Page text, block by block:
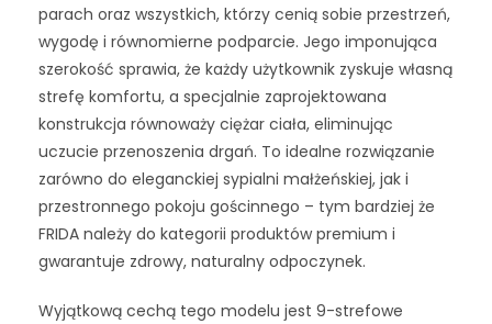
parach oraz wszystkich, którzy cenią sobie przestrzeń,
wygodę i równomierne podparcie. Jego imponująca
szerokość sprawia, że każdy użytkownik zyskuje własną
strefę komfortu, a specjalnie zaprojektowana
konstrukcja równoważy ciężar ciała, eliminując
uczucie przenoszenia drgań. To idealne rozwiązanie
zarówno do eleganckiej sypialni małżeńskiej, jak i
przestronnego pokoju gościnnego – tym bardziej że
FRIDA należy do kategorii produktów premium i
gwarantuje zdrowy, naturalny odpoczynek.
Wyjątkową cechą tego modelu jest 9-strefowe